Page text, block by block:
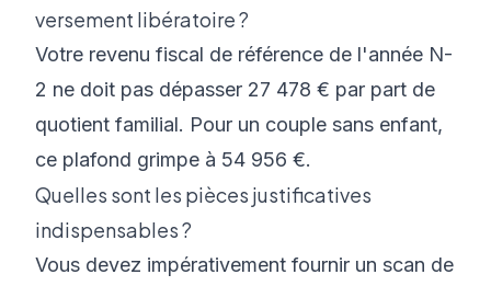
versement libératoire ?
Votre revenu fiscal de référence de l'année N-
2 ne doit pas dépasser 27 478 € par part de
quotient familial. Pour un couple sans enfant,
ce plafond grimpe à 54 956 €.
Quelles sont les pièces justificatives
indispensables ?
Vous devez impérativement fournir un scan de